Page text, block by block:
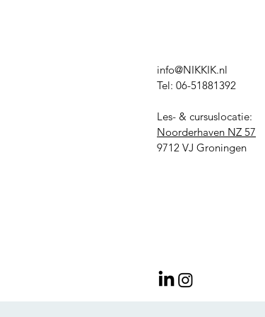
info@NIKKIK.nl
Tel: 06-51881392
Les- & cursuslocatie:
Noorderhaven NZ 57
9712 VJ Groningen